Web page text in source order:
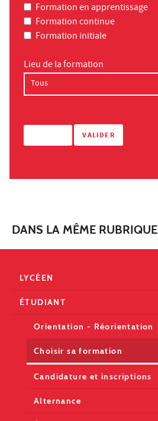
Formation en apprentissage
Formation continue
Formation initiale
Lieu de la formation
DANS LA MÊME RUBRIQUE
LYCÉEN
ÉTUDIANT
Orientation - Réorientation
Choisir sa formation
Candidature et inscriptions
Alternance